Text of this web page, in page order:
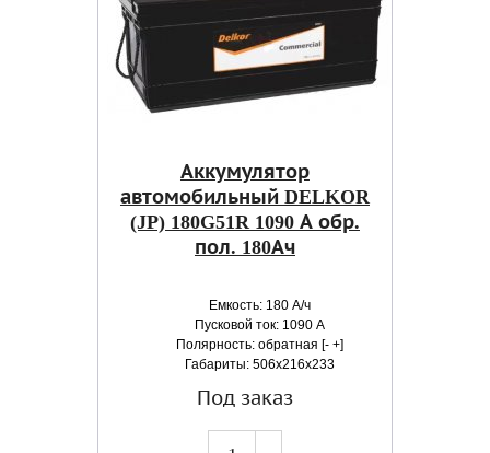
Аккумулятор
автомобильный DELKOR
(JP) 180G51R 1090 А обр.
пол. 180Ач
Емкость: 180 А/ч
Пусковой ток: 1090 А
Полярность: обратная [- +]
Габариты: 506x216x233
Под заказ